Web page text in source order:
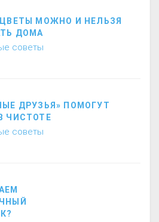
ЦВЕТЫ МОЖНО И НЕЛЬЗЯ
ДОМА
советы
ДРУЗЬЯ» ПОМОГУТ
ЧИСТОТЕ
советы